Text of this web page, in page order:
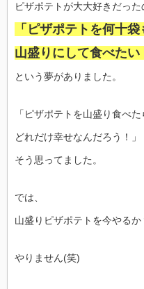
ピザポテトが大大好きだった
「ピザポテトを何十袋
山盛りにして食べたい
という夢がありました。
「ピザポテトを山盛り食べた
どれだけ幸せなんだろう！」
そう思ってました。
では、
山盛りピザポテトを今やるか
やりません(笑)